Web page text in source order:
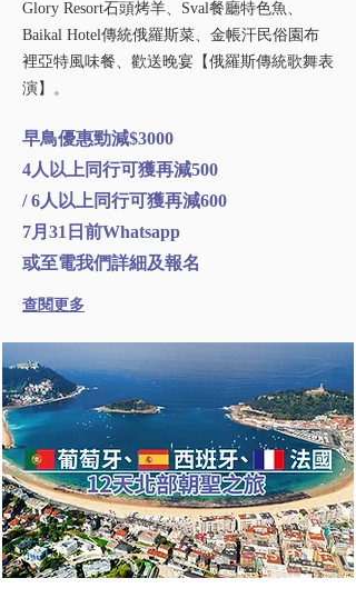
Glory Resort石頭烤羊、Sval餐廳特色魚、
Baikal Hotel傳統俄羅斯菜、金帳汗民俗園布
裡亞特風味餐、歡送晚宴【俄羅斯傳統歌舞表
演】。
早鳥優惠勁減$3000
4人以上同行可獲再減500
/ 6人以上同行可獲再減600
7月31日前Whatsapp
或至電我們詳細及報名
查閱更多